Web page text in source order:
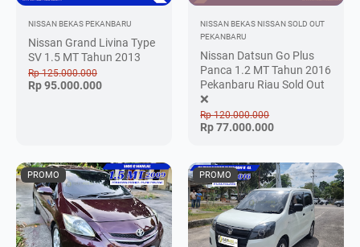
NISSAN BEKAS PEKANBARU
Nissan Grand Livina Type
SV 1.5 MT Tahun 2013
Rp 125.000.000
Rp 95.000.000
NISSAN BEKAS NISSAN SOLD OUT
PEKANBARU
Nissan Datsun Go Plus
Panca 1.2 MT Tahun 2016
Pekanbaru Riau Sold Out
❌
Rp 120.000.000
Rp 77.000.000
PROMO PROMO